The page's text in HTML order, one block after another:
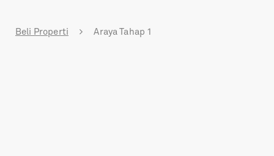
Beli Properti Araya Tahap 1